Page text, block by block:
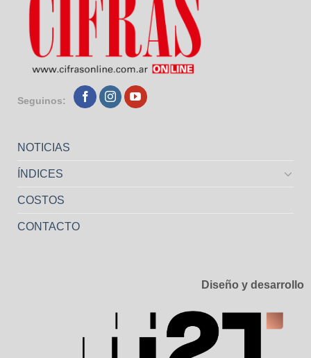
Seguinos:
NOTICIAS
ÍNDICES
COSTOS
CONTACTO
Diseño y desarrollo